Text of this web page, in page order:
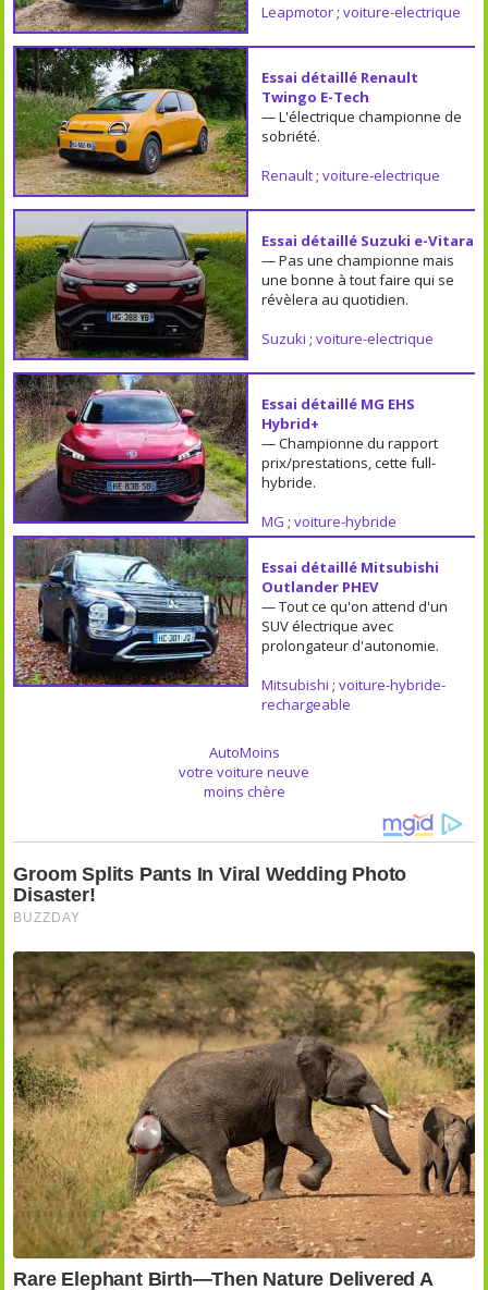
Leapmotor; voiture-electrique
Essai détaillé Renault
Twingo E-Tech
— L'électrique championne de
sobriété.
Renault; voiture-electrique
Essai détaillé Suzuki e-Vitara
— Pas une championne mais
une bonne à tout faire qui se
révèlera au quotidien.
Suzuki ; voiture-electrique
Essai détaillé MG EHS
Hybrid+
— Championne du rapport
prix/prestations, cette full-
hybride.
MG ; voiture-hybride
Essai détaillé Mitsubishi
Outlander PHEV
— Tout ce qu'on attend d'un
SUV électrique avec
prolongateur d'autonomie.
Mitsubishi ; voiture-hybride-
rechargeable
AutoMoins
votre voiture neuve
moins chère